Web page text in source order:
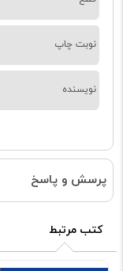
نوبت چاپ
نویسنده
پرسش و پاسخ
کتب مرتبط